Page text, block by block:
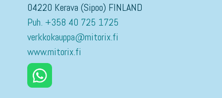
04220 Kerava (Sipoo) FINLAND
Puh. +358 40 725 1725
verkkokauppa@mitorix.fi
www.mitorix.fi